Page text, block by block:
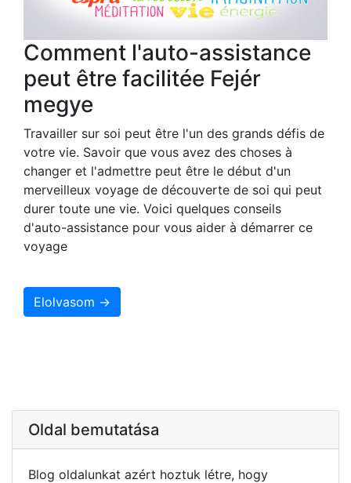
Comment l'auto-assistance
peut être facilitée Fejér
megye
Travailler sur soi peut être l'un des grands défis de
votre vie. Savoir que vous avez des choses à
changer et l'admettre peut être le début d'un
merveilleux voyage de découverte de soi qui peut
durer toute une vie. Voici quelques conseils
d'auto-assistance pour vous aider à démarrer ce
voyage
Elolvasom →
Oldal bemutatása
Blog oldalunkat azért hoztuk létre, hogy